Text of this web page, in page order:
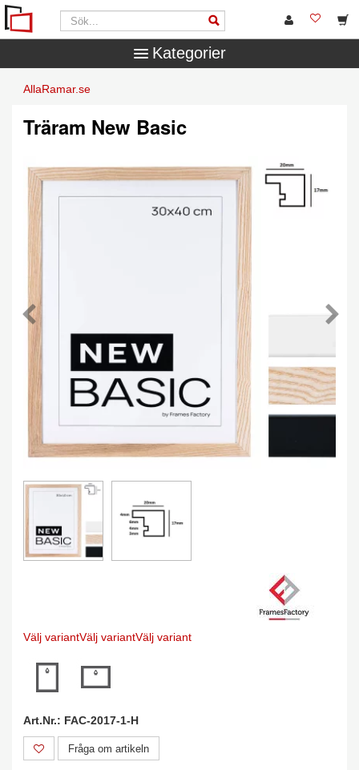
Kategorier
AllaRamar.se
Träram New Basic
Tillbaka
Välj variantVälj variantVälj variant
Art.Nr.: FAC-2017-1-H
Fråga om artikeln